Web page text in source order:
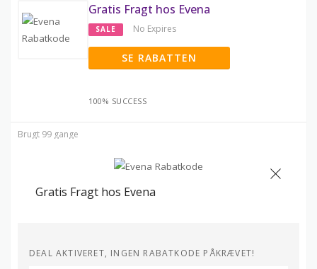
Gratis Fragt hos Evena
SALE No Expires
SE RABATTEN
100% SUCCESS
Brugt 99 gange
Gratis Fragt hos Evena
DEAL AKTIVERET, INGEN RABATKODE PÅKRÆVET!